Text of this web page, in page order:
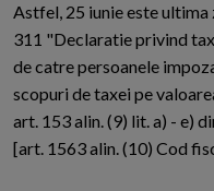
Astfel, 25 iunie este
311 "Declaratie privind
de catre persoanele
scopuri de taxei pe
art. 153 alin. (9) lit. a) - e)
[art. 1563 alin. (10) Cod